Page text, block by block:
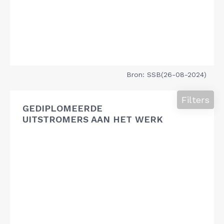
Bron: SSB(26-08-2024)
GEDIPLOMEERDE
UITSTROMERS AAN HET WERK
Filters